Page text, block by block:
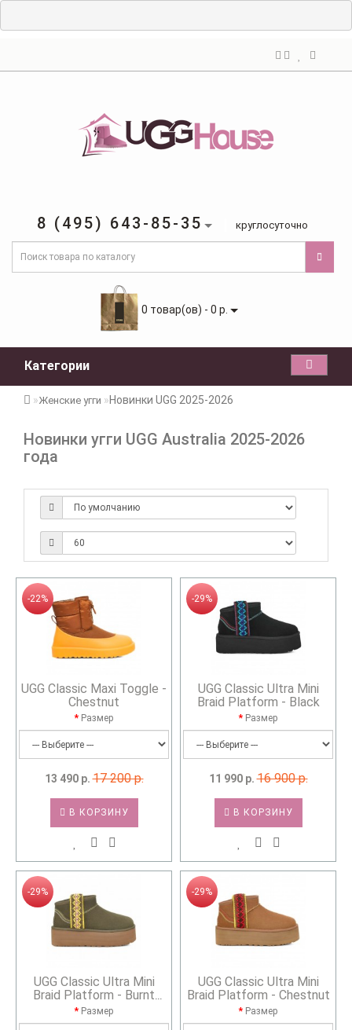
8 (495) 643-85-35 круглосуточно
0 товар(ов) - 0 р.
Категории
Женские угги Новинки UGG 2025-2026
Новинки угги UGG Australia 2025-2026
года
-22%
UGG Classic Maxi Toggle -
Chestnut
Размер
13 490 р. 17 200 р.
В КОРЗИНУ
-29%
UGG Classic Ultra Mini
Braid Platform - Black
Размер
11 990 р. 16 900 р.
В КОРЗИНУ
-29%
UGG Classic Ultra Mini
Braid Platform - Burnt
Olive
Размер
-29%
UGG Classic Ultra Mini
Braid Platform - Chestnut
Размер